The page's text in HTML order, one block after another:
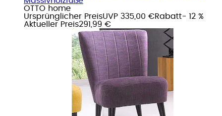
OTTO home
Ursprünglicher PreisUVP 335,00 €Rabatt- 12 %
Aktueller Preis291,99 €